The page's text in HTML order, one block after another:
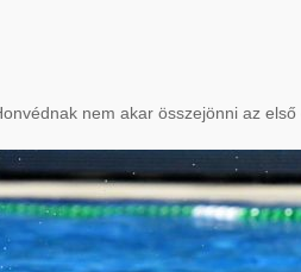
nem akar összejönni az első